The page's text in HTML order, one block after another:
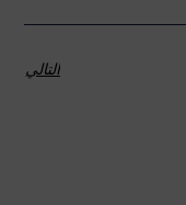
التالي